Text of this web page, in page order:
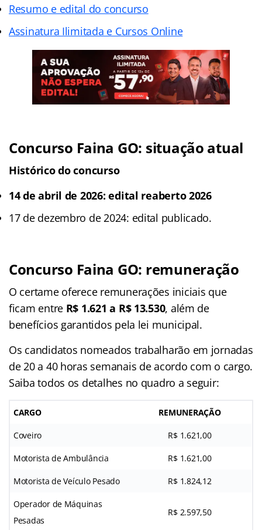
Resumo e edital do concurso
Assinatura Ilimitada e Cursos Online
Concurso Faina GO: situação atual
Histórico do concurso
14 de abril de 2026: edital reaberto 2026
17 de dezembro de 2024: edital publicado.
Concurso Faina GO: remuneração
O certame oferece remunerações iniciais que
ficam entre R$ 1.621 a R$ 13.530, além de
benefícios garantidos pela lei municipal.
Os candidatos nomeados trabalharão em jornadas
de 20 a 40 horas semanais de acordo com o cargo.
Saiba todos os detalhes no quadro a seguir:
CARGO REMUNERAÇÃO
Coveiro R$ 1.621,00
Motorista de Ambulância R$ 1.621,00
Motorista de Veículo Pesado R$ 1.824,12
Operador de Máquinas
Pesadas
R$ 2.597,50